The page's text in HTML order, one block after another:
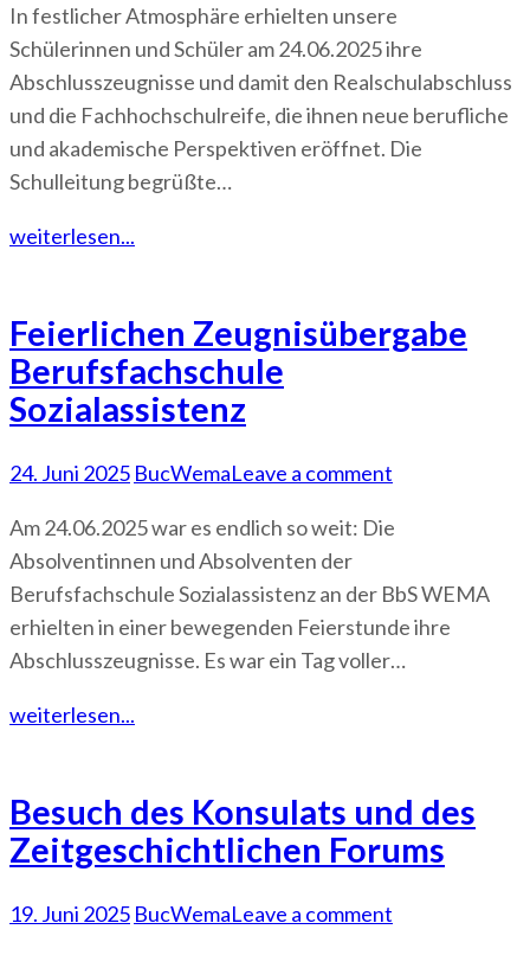
In festlicher Atmosphäre erhielten unsere
Schülerinnen und Schüler am 24.06.2025 ihre
Abschlusszeugnisse und damit den Realschulabschluss
und die Fachhochschulreife, die ihnen neue berufliche
und akademische Perspektiven eröffnet. Die
Schulleitung begrüßte…
weiterlesen...
Feierlichen Zeugnisübergabe
Berufsfachschule
Sozialassistenz
24. Juni 2025 BucWemaLeave a comment
Am 24.06.2025 war es endlich so weit: Die
Absolventinnen und Absolventen der
Berufsfachschule Sozialassistenz an der BbS WEMA
erhielten in einer bewegenden Feierstunde ihre
Abschlusszeugnisse. Es war ein Tag voller…
weiterlesen...
Besuch des Konsulats und des
Zeitgeschichtlichen Forums
19. Juni 2025 BucWemaLeave a comment